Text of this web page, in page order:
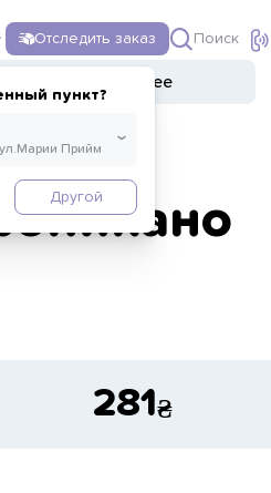
пункт?
Другой
Отследить заказ Поиск
Прочее
281